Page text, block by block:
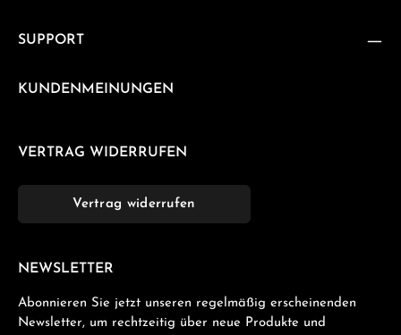
SUPPORT
KUNDENMEINUNGEN
VERTRAG WIDERRUFEN
Vertrag widerrufen
NEWSLETTER
Abonnieren Sie jetzt unseren regelmäßig erscheinenden
Newsletter, um rechtzeitig über neue Produkte und